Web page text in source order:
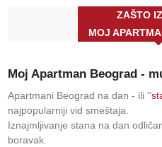
ZAŠTO
MOJ
Moj Apartman Beograd -
Apartmani Beograd na dan - ili ''
najpopularniji vid smeštaja.
Iznajmljivanje stana na dan
boravak.